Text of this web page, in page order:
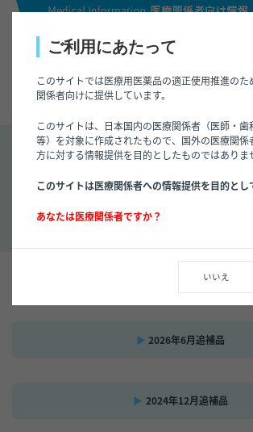
トップページ/おすすめ製品
おすすめ製品
2026年6月追補品
2024年12月追補品
ご利用にあたって
このサイトでは医療用医薬品の適正使用推進のた
関係者向けに提供しています。
このサイトは、日本国内の医療関係者（医師・歯
等）を対象に作成されたもので、国外の医療関係
方に対する情報提供を目的としたものではありま
このサイトは医療関係者への情報提供を目的とし
あなたは医療関係者ですか？
いいえ